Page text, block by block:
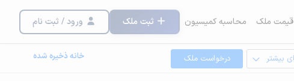
ملک محاسبه کمیسیون ثبت ملک ورود / ثبت نام
بیشتر درخواست ملک خانه ذخیره شده